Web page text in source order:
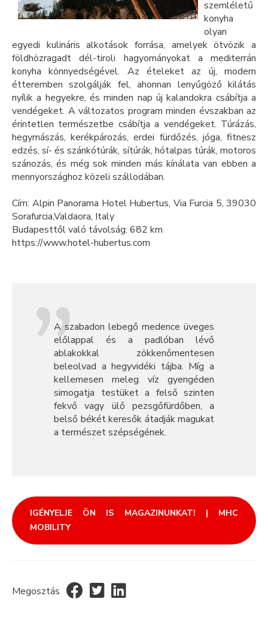
szemléletű
konyha
olyan
egyedi kulináris alkotások forrása, amelyek ötvözik a
földhözragadt dél-tiroli hagyományokat a mediterrán
konyha könnyedségével. Az ételeket az új, modern
étteremben szolgálják fel, ahonnan lenyűgöző kilátás
nyílik a hegyekre, és minden nap új kalandokra csábítja a
vendégeket. A változatos program minden évszakban az
érintetlen természetbe csábítja a vendégeket. Túrázás,
hegymászás, kerékpározás, erdei fürdőzés, jóga, fitnesz
edzés, sí- és szánkótúrák, sítúrák, hótalpas túrák, motoros
szánozás, és még sok minden más kínálata van ebben a
mennyországhoz közeli szállodában.
Cím: Alpin Panorama Hotel Hubertus, Via Furcia 5, 39030
Sorafurcia,Valdaora, Italy
Budapesttől való távolság: 682 km
https://www.hotel-hubertus.com
A szabadon lebegő medence üveges
előlappal és a padlóban lévő
ablakokkal zökkenőmentesen
beleolvad a hegyvidéki tájba. Míg a
kellemesen meleg víz gyengéden
simogatja testüket a felső szinten
fekvő vagy ülő pezsgőfürdőben, a
belső békét keresők átadják magukat
a természet szépségének.
IGÉNYELJE ÖN IS MAGAZINUNKAT! | MHC
MOBILITY
Megosztás